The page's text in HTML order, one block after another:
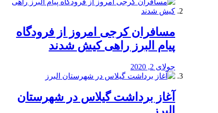
مسافران کرجی امروز از فرودگاه
پیام البرز راهی کیش شدند
جولای 2, 2020
آغاز برداشت گیلاس در شهرستان
البرز